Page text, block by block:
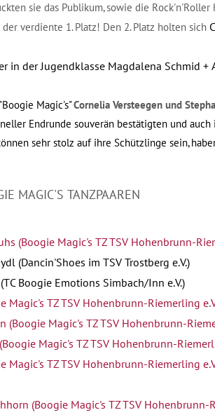
sie das Publikum, sowie die
verdiente 1. Platz! Den 2. Platz holten sich
in der Jugendklasse Magdalena Schmid
Magic's"Cornelia Versteegen und
Endrunde souverän bestätigten und
sehr stolz auf ihre Schützlinge sein,
MAGIC'S TANZPAAREN
(Boogie Magic's TZ TSV Hohenbrunn-
(Dancin'Shoes im TSV Trostberg e.V.)
Boogie Emotions Simbach/Inn e.V.)
Magic's TZ TSV Hohenbrunn-Riemerling
(Boogie Magic's TZ TSV Hohenbrunn-
Magic's TZ TSV Hohenbrunn-
Magic's TZ TSV Hohenbrunn-Riemerling
(Boogie Magic's TZ TSV Hohenbrunn-